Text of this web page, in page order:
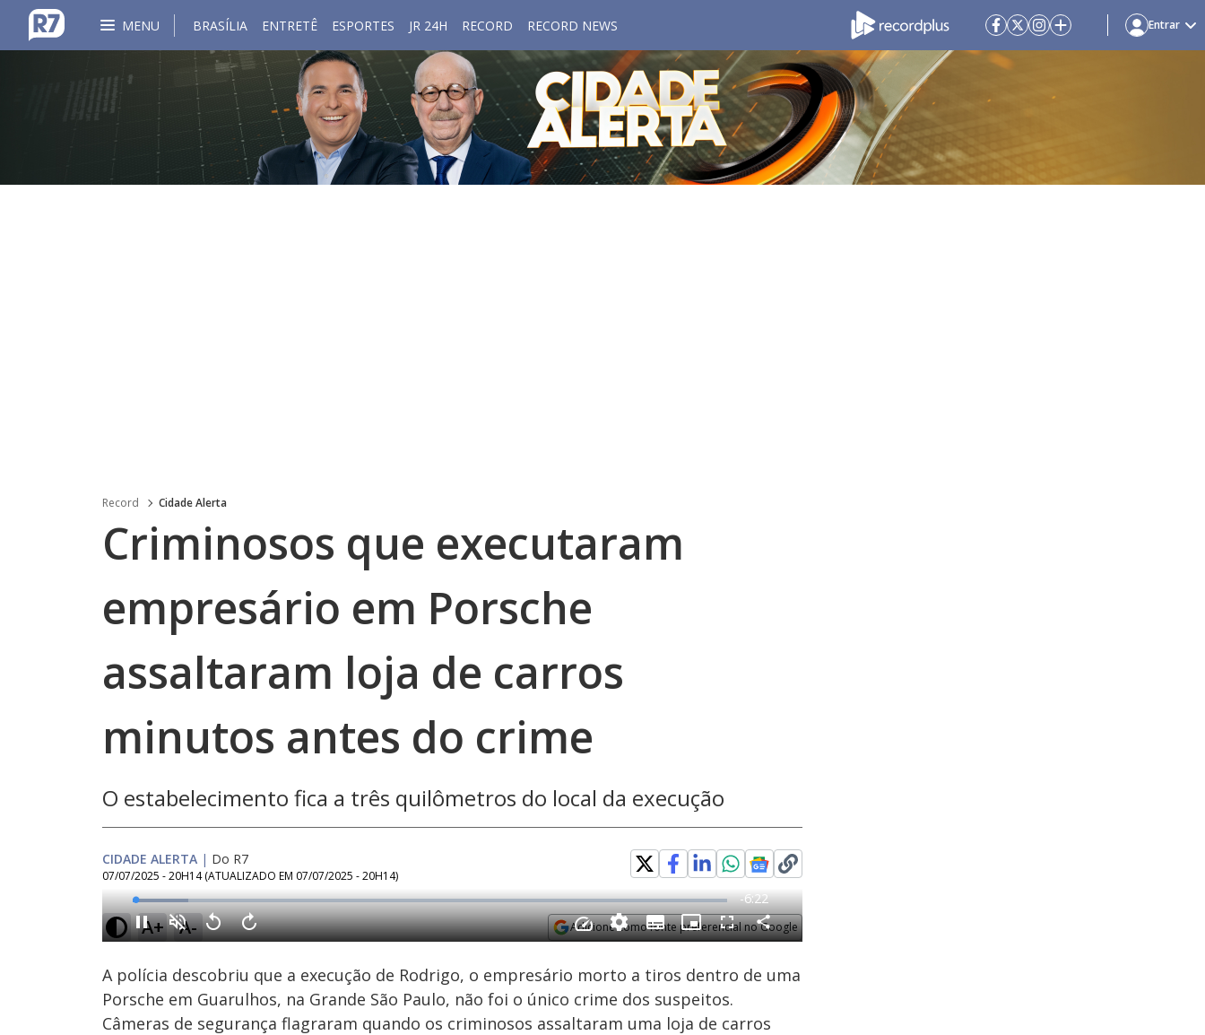
MENU BRASÍLIA ENTRETÊ ESPORTES JR 24H RECORD RECORD NEWS Entrar
Record Cidade Alerta
Criminosos que executaram
empresário em Porsche
assaltaram loja de carros
minutos antes do crime
O estabelecimento fica a três quilômetros do local da execução
CIDADE ALERTA | Do R7
07/07/2025 - 20H14 (ATUALIZADO EM 07/07/2025 - 20H14)
A+ A- Adicione como fonte preferencial no Google
Ativar
Som
Loaded:
9.38%
Velocidade Subtitles
A polícia descobriu que a execução de Rodrigo, o empresário morto a tiros dentro de uma
Porsche em Guarulhos, na Grande São Paulo, não foi o único crime dos suspeitos.
Câmeras de segurança flagraram quando os criminosos assaltaram uma loja de carros